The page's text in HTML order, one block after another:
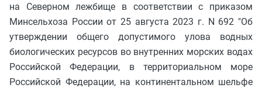
на Северном лежбище в соответствии с приказом
Минсельхоза России от 25 августа 2023 г. N 692 "Об
утверждении общего допустимого улова водных
биологических ресурсов во внутренних морских водах
Российской Федерации, в территориальном море
Российской Федерации, на континентальном шельфе